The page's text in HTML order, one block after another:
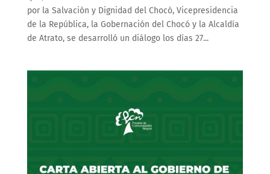
por la Salvación y Dignidad del Chocó, Vicepresidencia
de la República, la Gobernación del Chocó y la Alcaldía
de Atrato, se desarrolló un diálogo los días 27...